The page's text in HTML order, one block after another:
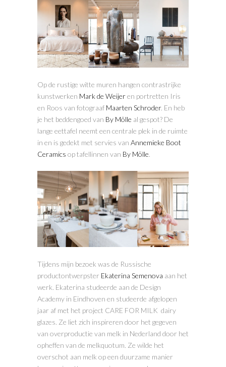
Op de rustige witte muren hangen contrastrijke
kunstwerken Mark de Weijeren portretten Iris
en Roos van fotograaf Maarten Schroder. En heb
je het beddengoed van By Mölle al gespot? De
lange eettafel neemt een centrale plek in de ruimte
in en is gedekt met servies van Annemieke Boot
Ceramics op tafellinnen van By Mölle.
Tijdens mijn bezoek was de Russische
productontwerpster Ekaterina Semenova aan het
werk. Ekaterina studeerde aan de Design
Academy in Eindhoven en studeerde afgelopen
jaar af met het project CARE FOR MILK dairy
glazes. Ze liet zich inspireren door het gegeven
van overproductie van melk in Nederland door het
opheffen van de melkquotum. Ze wilde het
overschot aan melk op een duurzame manier